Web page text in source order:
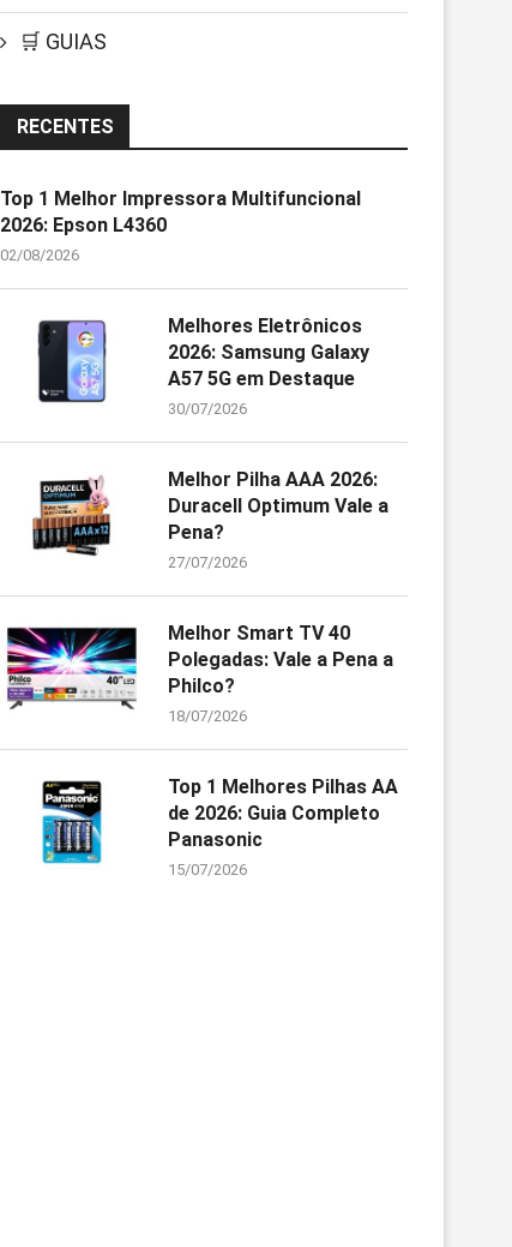
🛒 GUIAS
RECENTES
Top 1 Melhor Impressora Multifuncional
2026: Epson L4360
02/08/2026
Melhores Eletrônicos
2026: Samsung Galaxy
A57 5G em Destaque
30/07/2026
Melhor Pilha AAA 2026:
Duracell Optimum Vale a
Pena?
27/07/2026
Melhor Smart TV 40
Polegadas: Vale a Pena a
Philco?
18/07/2026
Top 1 Melhores Pilhas AA
de 2026: Guia Completo
Panasonic
15/07/2026